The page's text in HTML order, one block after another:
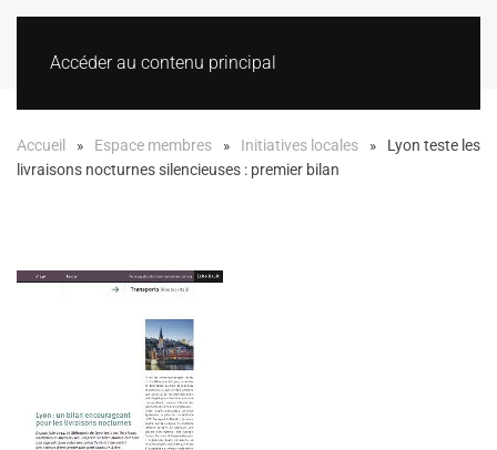
Accéder au contenu principal
Accueil Espace membres Initiatives locales
Lyon teste les
livraisons nocturnes silencieuses : premier bilan